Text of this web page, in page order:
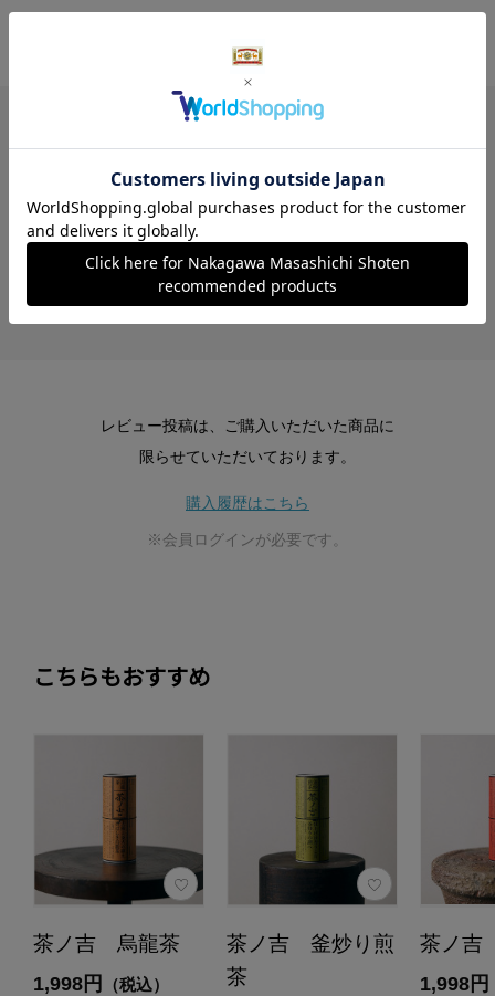
レビュー
レビューはありません。
レビュー投稿は、ご購入いただいた商品に
限らせていただいております。
購入履歴はこちら
※会員ログインが必要です。
こちらもおすすめ
茶ノ吉 烏龍茶
1,998円 （税込）
茶ノ吉 釜炒り煎
茶
茶ノ
1,998円